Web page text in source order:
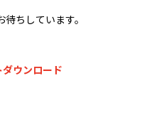
ちしています。
ウンロード